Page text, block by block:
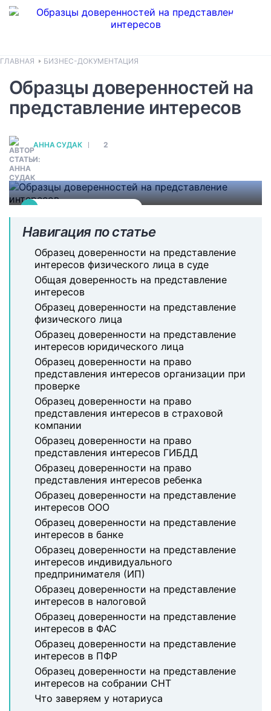
ГЛАВНАЯ БИЗНЕС-ДОКУМЕНТАЦИЯ
Образцы доверенностей на
представление интересов
АННА СУДАК 2
#
Бесплатные образцы,
рекомендации
обязательно заверяются нотариусом, а
какие нет. Скачайте бесплатные
образцы документов.
Навигация по статье
Образец доверенности на представление
интересов физического лица в суде
Общая доверенность на представление
интересов
Образец доверенности на представление
физического лица
Образец доверенности на представление
интересов юридического лица
Образец доверенности на право
представления интересов организации при
проверке
Образец доверенности на право
представления интересов в страховой
компании
Образец доверенности на право
представления интересов ГИБДД
Образец доверенности на право
представления интересов ребенка
Образец доверенности на представление
интересов ООО
Образец доверенности на представление
интересов в банке
Образец доверенности на представление
интересов индивидуального
предпринимателя (ИП)
Образец доверенности на представление
интересов в налоговой
Образец доверенности на представление
интересов в ФАС
Образец доверенности на представление
интересов в ПФР
Образец доверенности на представление
интересов на собрании СНТ
Что заверяем у нотариуса